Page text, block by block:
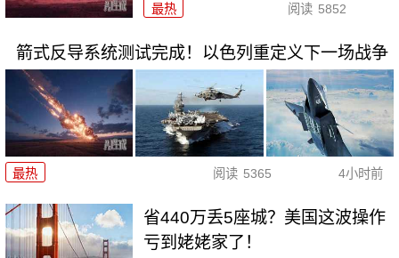
最热 阅读 5852
箭式反导系统测试完成！以色列重定义下一场战争
最热 阅读 5365 4小时前
省440万丢5座城？美国这波操作
亏到姥姥家了！